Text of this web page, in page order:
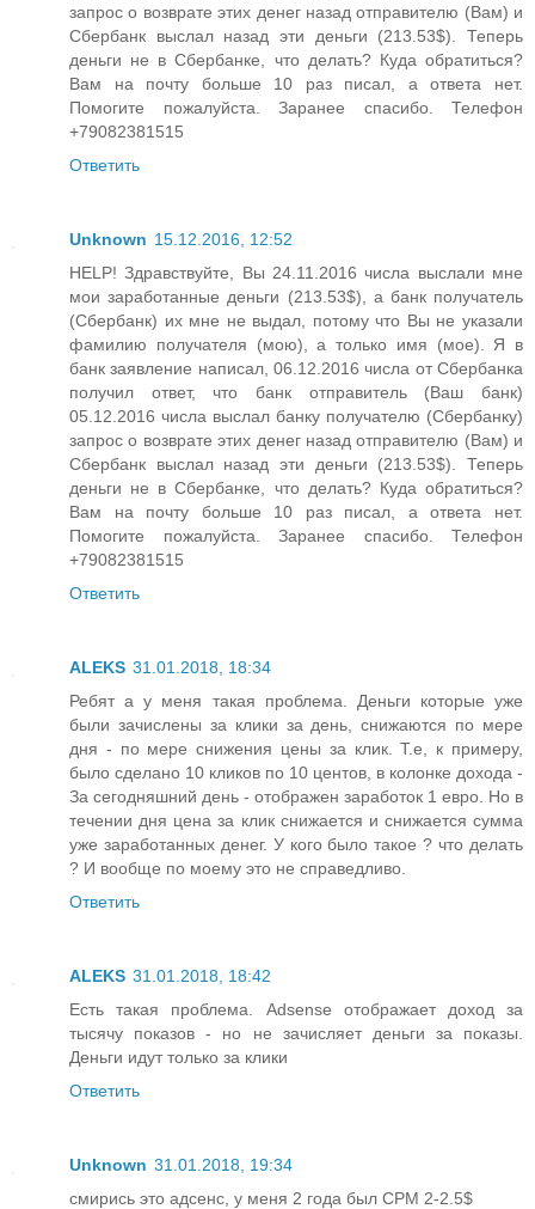
запрос о возврате этих денег назад отправителю (Вам) и
Сбербанк выслал назад эти деньги (213.53$). Теперь
деньги не в Сбербанке, что делать? Куда обратиться?
Вам на почту больше 10 раз писал, а ответа нет.
Помогите пожалуйста. Заранее спасибо. Телефон
+79082381515
Ответить
Unknown 15.12.2016, 12:52
HELP! Здравствуйте, Вы 24.11.2016 числа выслали мне
мои заработанные деньги (213.53$), а банк получатель
(Сбербанк) их мне не выдал, потому что Вы не указали
фамилию получателя (мою), а только имя (мое). Я в
банк заявление написал, 06.12.2016 числа от Сбербанка
получил ответ, что банк отправитель (Ваш банк)
05.12.2016 числа выслал банку получателю (Сбербанку)
запрос о возврате этих денег назад отправителю (Вам) и
Сбербанк выслал назад эти деньги (213.53$). Теперь
деньги не в Сбербанке, что делать? Куда обратиться?
Вам на почту больше 10 раз писал, а ответа нет.
Помогите пожалуйста. Заранее спасибо. Телефон
+79082381515
Ответить
ALEKS 31.01.2018, 18:34
Ребят а у меня такая проблема. Деньги которые уже
были зачислены за клики за день, снижаются по мере
дня - по мере снижения цены за клик. Т.е, к примеру,
было сделано 10 кликов по 10 центов, в колонке дохода -
За сегодняшний день - отображен заработок 1 евро. Но в
течении дня цена за клик снижается и снижается сумма
уже заработанных денег. У кого было такое ? что делать
? И вообще по моему это не справедливо.
Ответить
ALEKS 31.01.2018, 18:42
Есть такая проблема. Adsense отображает доход за
тысячу показов - но не зачисляет деньги за показы.
Деньги идут только за клики
Ответить
Unknown 31.01.2018, 19:34
смирись это адсенс, у меня 2 года был CPM 2-2.5$